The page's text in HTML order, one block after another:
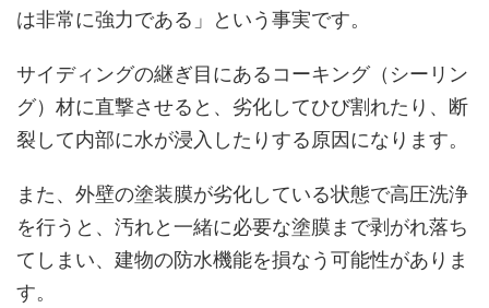
は非常に強力である」という事実です。
サイディングの継ぎ目にあるコーキング（シーリン
グ）材に直撃させると、劣化してひび割れたり、断
裂して内部に水が浸入したりする原因になります。
また、外壁の塗装膜が劣化している状態で高圧洗浄
を行うと、汚れと一緒に必要な塗膜まで剥がれ落ち
てしまい、建物の防水機能を損なう可能性がありま
す。